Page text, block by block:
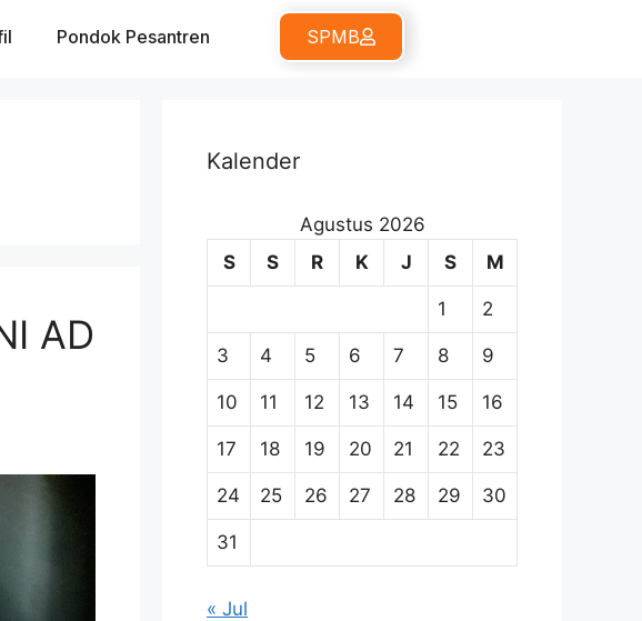
Pondok Pesantren SPMB
AD
Kalender
Agustus 2026
S
S R K J S M
1 2
3 4 5 6 7 8 9
10 11 12 13 14 15 16
17 18 19 20 21 22 23
24 25 26 27 28 29 30
31
« Jul